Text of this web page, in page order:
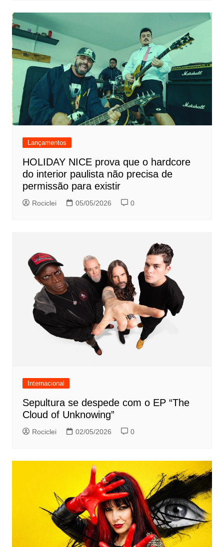
Lançamentos
HOLIDAY NICE prova que o hardcore
do interior paulista não precisa de
permissão para existir
Rociclei 05/05/2026 0
Internacional
Sepultura se despede com o EP “The
Cloud of Unknowing”
Rociclei 02/05/2026 0